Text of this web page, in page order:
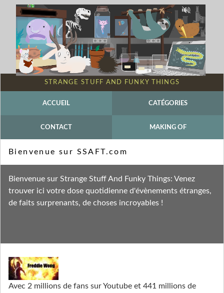
STRANGE STUFF AND FUNKY THINGS
ACCUEIL CATÉGORIES
CONTACT MAKING OF
Fil des commentaires
Avec 2 millions de fans sur Youtube et 441 millions de
Bienvenue sur SSAFT.com
Bienvenue sur Strange Stuff And Funky Things: Venez
trouver ici votre dose quotidienne d'évènements étranges,
de faits surprenants, de choses incroyables !